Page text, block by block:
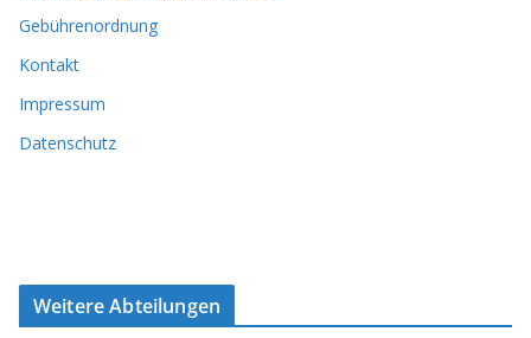
Gebührenordnung
Kontakt
Impressum
Datenschutz
Weitere Abteilungen